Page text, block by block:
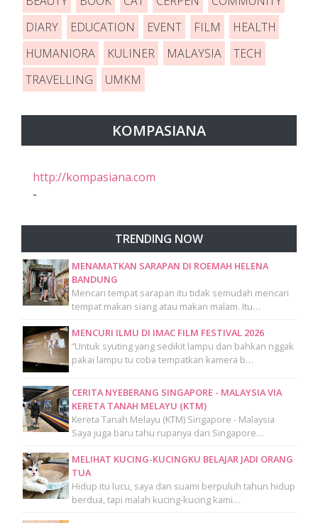
DIARY
EDUCATION EVENT FILM
HEALTH
HUMANIORA
KULINER MALAYSIA
TECH
TRAVELLING
UMKM
KOMPASIANA
http://kompasiana.com
-
TRENDING NOW
MENAMATKAN SARAPAN DI ROEMAH HELENA
BANDUNG
Mencari tempat sarapan itu tidak semudah mencari
tempat makan siang atau makan malam. Itu…
MENCURI ILMU DI IMAC FILM FESTIVAL 2026
“Untuk syuting yang sedikit lampu dan bahkan nggak
pakai lampu tu coba tempatkan kamera b…
CERITA NYEBERANG SINGAPORE - MALAYSIA VIA
KERETA TANAH MELAYU (KTM)
Kereta Tanah Melayu (KTM) Singapore - Malaysia
Saya juga baru tahu rupanya dari Singapore…
MELIHAT KUCING-KUCINGKU BELAJAR JADI ORANG
TUA
Hidup itu lucu, saya dan suami berpuluh tahun hidup
berdua, tapi malah kucing-kucing kami…